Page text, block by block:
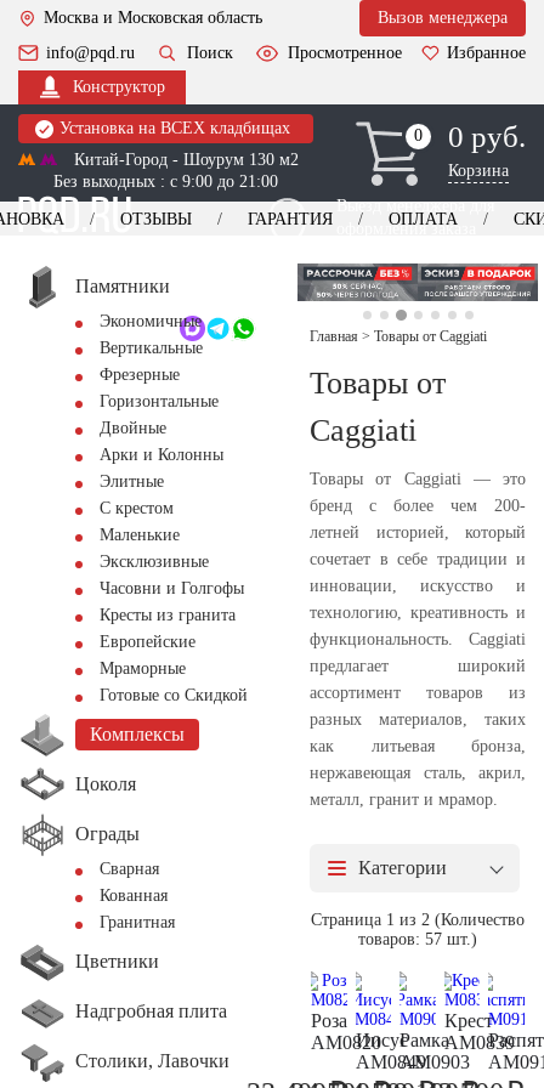
Москва и Московская область
Вызов менеджера
info@pqd.ru
Поиск Просмотренное
Избранное
Конструктор
Установка на ВСЕХ кладбищах
Китай-Город - Шоурум 130 м2
Без выходных : с 9:00 до 21:00
0
0 0 руб.
Корзина
Выезд менеджера для
оформления заказа
+7 (495) 518-44-23
Обратный звонок
ОТЗЫВЫ ГАРАНТИЯ ОПЛАТА
Памятники
Экономичные
Вертикальные
Фрезерные
Горизонтальные
Двойные
Арки и Колонны
Элитные
С крестом
Маленькие
Эксклюзивные
Часовни и Голгофы
Кресты из гранита
Европейские
Мраморные
Готовые со Скидкой
Комплексы
Цоколя
Ограды
Сварная
Кованная
Гранитная
Цветники
Надгробная плита
Столики, Лавочки
Главная > Товары от Caggiati
Товары от
Caggiati
Товары от Caggiati — это
бренд с более чем 200-
летней историей, который
сочетает в себе традиции и
инновации, искусство и
технологию, креативность и
функциональность. Caggiati
предлагает широкий
ассортимент товаров из
разных материалов, таких
как литьевая бронза,
нержавеющая сталь, акрил,
металл, гранит и мрамор.
Категории
Страница 1 из 2 (Количество
товаров: 57 шт.)
Роза
AM0820Иисус
AM0849
Рамка
AM0903
Крест
AM0839